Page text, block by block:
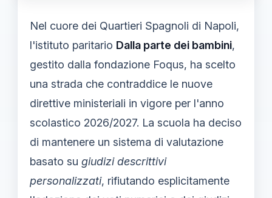
Nel cuore dei Quartieri Spagnoli di Napoli,
l'istituto paritario Dalla parte dei bambini,
gestito dalla fondazione Foqus, ha scelto
una strada che contraddice le nuove
direttive ministeriali in vigore per l'anno
scolastico 2026/2027. La scuola ha deciso
di mantenere un sistema di valutazione
basato su giudizi descrittivi
personalizzati, rifiutando esplicitamente